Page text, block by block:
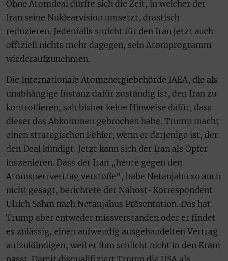
Ohne Atomdeal dürfte sich die Zeit, in welcher der
Iran seine Nuklearvision umsetzt, drastisch
reduzieren. Jedenfalls spricht für den Iran jetzt auch
offiziell nichts mehr dagegen, sein Atomprogramm
wiederaufzunehmen.
Die Internationale Atomenergiebehörde IAEA, die als
unabhängige Instanz dafür zuständig ist, den Iran zu
kontrollieren, sah bisher keine Hinweise dafür, dass
dieser das Abkommen gebrochen habe. Trump macht
einen strategischen Fehler, wenn er derjenige ist, der
den Deal kündigt. Jetzt kann sich der Iran als Opfer
inszenieren. Dass der Iran „heute gegen den
Atomsperrvertrag verstoße“, habe Netanjahu so auch
nicht gesagt, berichtete der Nahost-Korrespondent
Ulrich Sahm nach Netanjahus Präsentation. Das hat
Trump aber entweder missverstanden oder er findet
es zulässig, einen aufwendig ausgehandelten Vertrag
aufzukündigen, weil er ihm schlicht nicht in den Kram